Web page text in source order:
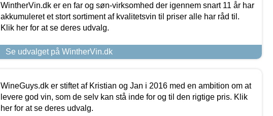
WintherVin.dk er en far og søn-virksomhed der igennem snart 11 år har
akkumuleret et stort sortiment af kvalitetsvin til priser alle har råd til.
Klik her for at se deres udvalg.
Se udvalget på WintherVin.dk
WineGuys.dk er stiftet af Kristian og Jan i 2016 med en ambition om at
levere god vin, som de selv kan stå inde for og til den rigtige pris. Klik
her for at se deres udvalg.